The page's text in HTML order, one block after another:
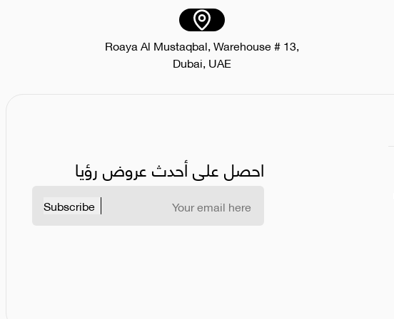
Roaya Al Mustaqbal, Warehouse # 13,
Dubai, UAE
احصل على أحدث عروض رؤيا
Subscribe